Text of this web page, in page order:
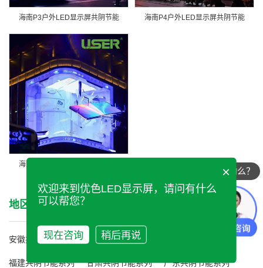
海南P3户外LED显示屏共阴节能 海南P4户外LED显示屏共阴节能
海南P5户外LED显示屏共阴节能
地区产品/ CITY
安徽共阴节能系列 北京共阴节能系列
福建共阴节能系列 甘肃共阴节能系列 广东共阴节能系列
现在有优惠活动么？
×
欢迎来到优色LED显示屏，请问有什么
可以帮您？
现在咨询 稍后再说